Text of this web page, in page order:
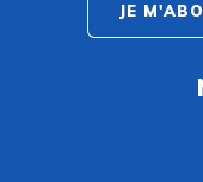
JE